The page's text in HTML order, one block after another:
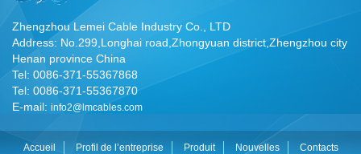
Zhengzhou Lemei Cable Industry Co., LTD
Address: No.299,Longhai road,Zhongyuan district,Zhengzhou city
Henan province China
Tel: 0086-371-55367868
Tel: 0086-371-55367870
E-mail: info2@lmcables.com
Accueil Profil de l’entreprise Produit Nouvelles Contacts